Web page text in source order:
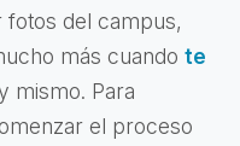
fotos del campus,
más cuandote
mismo. Para
el proceso